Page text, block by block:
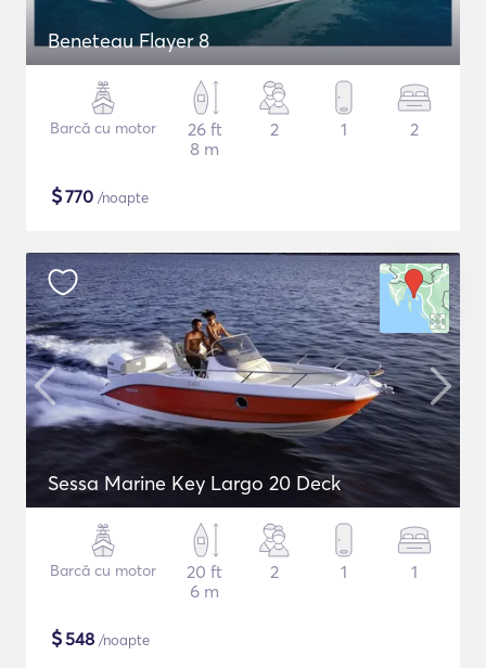
Beneteau Flayer 8
Barcă cu motor
26 ft
8 m
2 1 2
$770 /noapte
Sessa Marine Key Largo 20 Deck
Barcă cu motor
20 ft
6 m
2 1 1
$548 /noapte